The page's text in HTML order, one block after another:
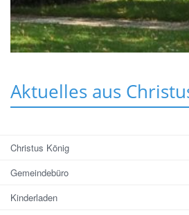
Aktuelles aus
Christus König
Gemeindebüro
Kinderladen